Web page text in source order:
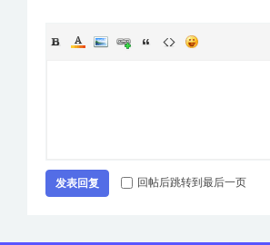
发表回复 回帖后跳转到最后一页